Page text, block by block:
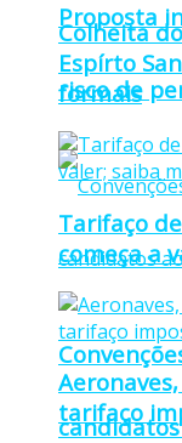
Proposta
risco de
Colheita
Espírto
formais
Tarifaço
começa a
tarifaço